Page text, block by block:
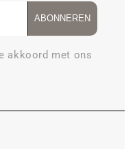
ABONNEREN
akkoord met ons